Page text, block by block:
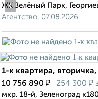
ЖК Зелёный Парк,
Агентство, 07.08.2026
‹
1-к квартира,
10 756 890 ₽ 254 300 ₽
мкр. 18-й, Зеленоград